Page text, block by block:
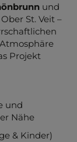
und
St. Veit –
Projekt
und
Nähe
& Kinder)